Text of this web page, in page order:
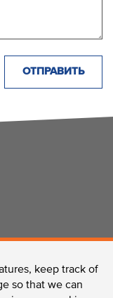
keep track of
so that we can